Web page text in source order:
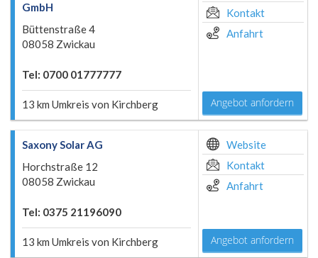
GmbH
Büttenstraße 4
08058 Zwickau
Tel: 0700 01777777
13 km Umkreis von Kirchberg
Kontakt
Anfahrt
Angebot anfordern
Saxony Solar AG
Horchstraße 12
08058 Zwickau
Tel: 0375 21196090
13 km Umkreis von Kirchberg
Website
Kontakt
Anfahrt
Angebot anfordern